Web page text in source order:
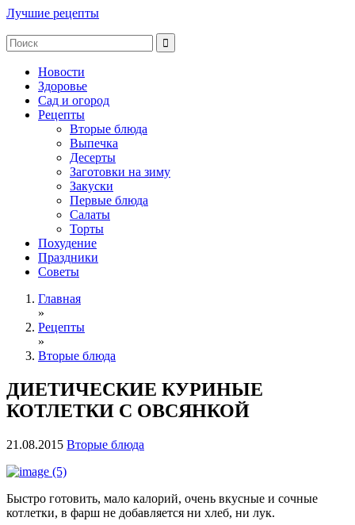
Лучшие рецепты
Новости
Здоровье
Сад и огород
Рецепты
Вторые блюда
Выпечка
Десерты
Заготовки на зиму
Закуски
Первые блюда
Салаты
Торты
Похудение
Праздники
Советы
Главная
»
Рецепты
»
Вторые блюда
ДИЕТИЧЕСКИЕ КУРИНЫЕ
КОТЛЕТКИ С ОВСЯНКОЙ
21.08.2015 Вторые блюда
Быстро готовить, мало калорий, очень вкусные и сочные
котлетки, в фарш не добавляется ни хлеб, ни лук.